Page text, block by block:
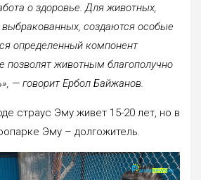
о здоровье. Для животных,
создаются особые
определенный компонент
позволят животным благополучно
— говорит Ербол Байжанов.
страус Эму живет 15-20 лет, но в
Эму – долгожитель.